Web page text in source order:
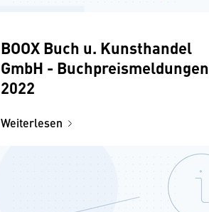
BOOX Buch u. Kunsthandel
GmbH - Buchpreismeldungen
2022
Weiterlesen